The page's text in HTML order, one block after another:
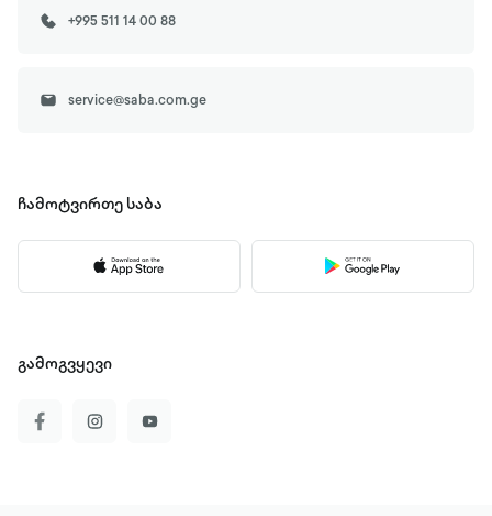
+995 511 14 00 88
service@saba.com.ge
ჩამოტვირთე საბა
გამოგვყევი